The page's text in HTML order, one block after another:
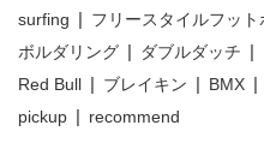
surfing
フリースタイルフット
ボルダリング
ダブルダッチ
Red Bull
ブレイキン BMX
pickup
recommend